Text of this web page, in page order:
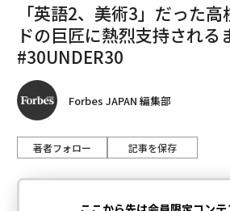
「英語2、美術3」だった
ドの巨匠に熱烈支持される
#30UNDER30
Forbes JAPAN 編集部
著者フォロー 記事を保存